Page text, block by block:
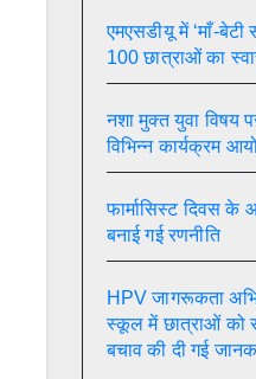
एमएसडीयू में ‘माँ-
100 छात्राओं का
नशा मुक्त युवा विषय
विभिन्न कार्यक्रम
फार्मासिस्ट दिवस
बनाई गई रणनीति
HPV जागरूकता
स्कूल में छात्राओं को
बचाव की दी गई